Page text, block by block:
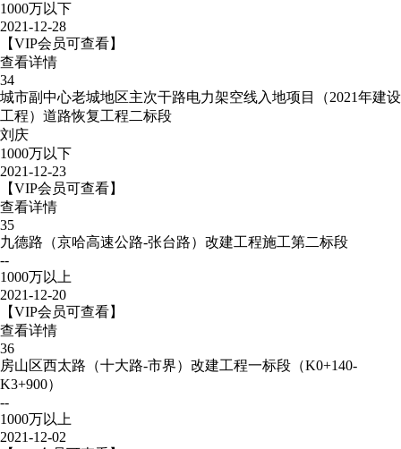
1000万以下
2021-12-28
【VIP会员可查看】
查看详情
34
城市副中心老城地区主次干路电力架空线入地项目（2021年建设
工程）道路恢复工程二标段
刘庆
1000万以下
2021-12-23
【VIP会员可查看】
查看详情
35
九德路（京哈高速公路-张台路）改建工程施工第二标段
--
1000万以上
2021-12-20
【VIP会员可查看】
查看详情
36
房山区西太路（十大路-市界）改建工程一标段（K0+140-
K3+900）
--
1000万以上
2021-12-02